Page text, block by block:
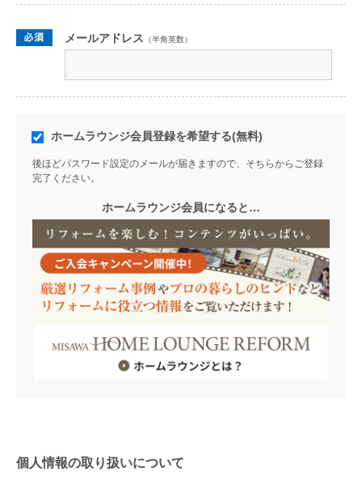
メールアドレス （半角英数）
ホームラウンジ会員登録を希望する(無料)
後ほどパスワード設定のメールが届きますので、そちらからご登録
完了ください。
ホームラウンジ会員になると…
個人情報の取り扱いについて